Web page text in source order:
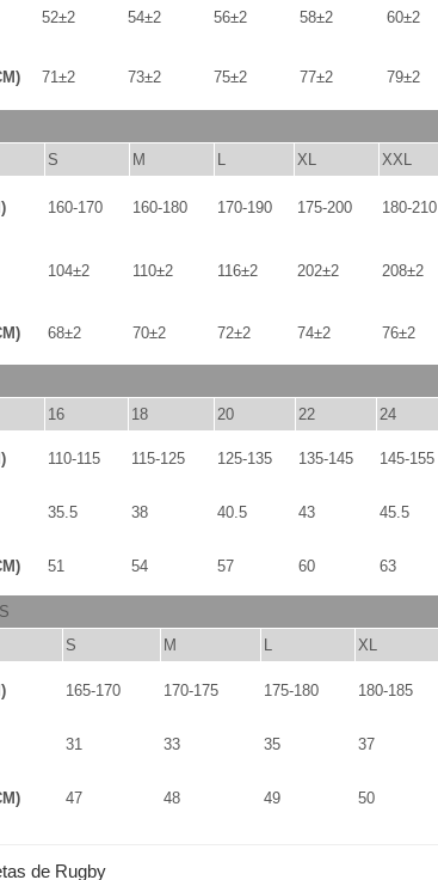
52±2 54±2 56±2 58±2 60±2
71±2 73±2 75±2 77±2 79±2
S M L XL XXL
160-170 160-180 170-190 175-200 180-210
104±2 110±2 116±2 202±2 208±2
68±2 70±2 72±2 74±2 76±2
16 18 20 22 24
110-115 115-125 125-135 135-145 145-155
35.5 38 40.5 43 45.5
51 54 57 60 63
S M L XL
165-170 170-175 175-180 180-185
31 33 35 37
47 48 49 50
de Rugby